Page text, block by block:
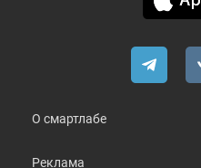
О смартлабе
Реклама